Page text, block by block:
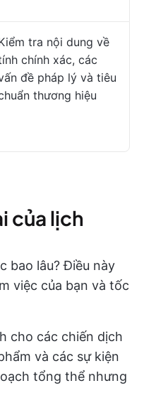
tra nội dung về
chính xác, các
đề pháp lý và tiêu
thương hiệu
của lịch
bao lâu? Điều này
việc của bạn và tốc
cho các chiến dịch
và các sự kiện
tổng thể nhưng